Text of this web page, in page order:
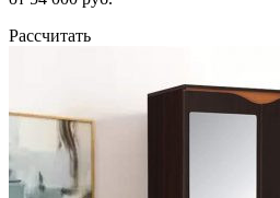
Рассчитать